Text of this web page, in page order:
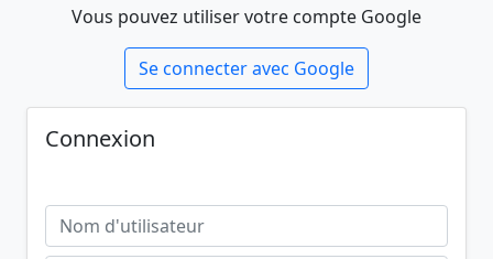
Vous pouvez utiliser votre compte Google
Se connecter avec Google
Connexion